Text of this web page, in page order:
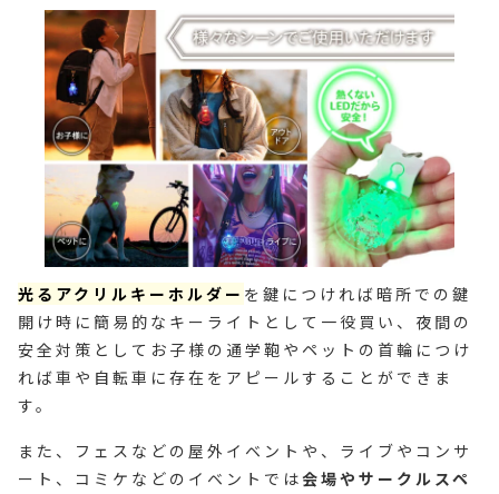
光るアクリルキーホルダー を鍵につければ暗所での鍵
開け時に簡易的なキーライトとして一役買い、夜間の
安全対策としてお子様の通学鞄やペットの首輪につけ
れば車や自転車に存在をアピールすることができま
す。
また、フェスなどの屋外イベントや、ライブやコンサ
ート、コミケなどのイベントでは会場やサークルスペ